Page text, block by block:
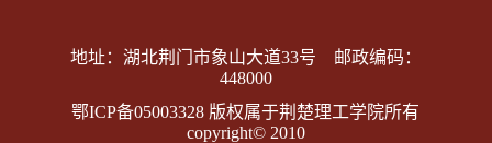
地址：湖北荆门市象山大道33号 邮政编码：
448000
鄂ICP备05003328 版权属于荆楚理工学院所有
copyright© 2010